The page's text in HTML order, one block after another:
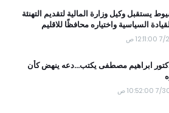
يستقبل وكيل وزارة المالية لتقديم التهنئة
السياسية واختياره محافظًا للاقليم
ص
ابراهيم مصطفى يكتب...دعه ينهض كأن
ص